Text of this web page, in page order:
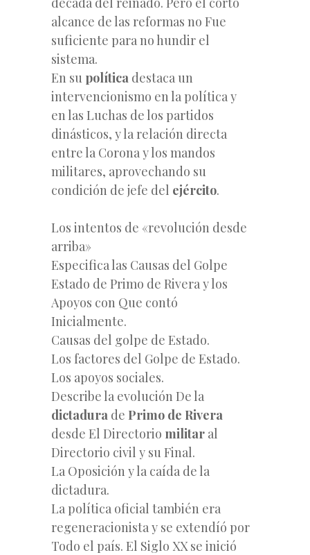
alcance de las reformas no Fue
suficiente para no hundir el
sistema.
En su política destaca un
intervencionismo en la política y
en las Luchas de los partidos
dinásticos, y la relación directa
entre la Corona y los mandos
militares, aprovechando su
condición de jefe del ejército.
Los intentos de «revolución desde
arriba»
Especifica las Causas del Golpe
Estado de Primo de Rivera y los
Apoyos con Que contó
Inicialmente.
Causas del golpe de Estado.
Los factores del Golpe de Estado.
Los apoyos sociales.
Describe la evolución De la
dictadura de Primo de Rivera
desde El Directorio militar al
Directorio civil y su Final.
La Oposición y la caída de la
dictadura.
La política oficial también era
regeneracionista y se extendíó por
Todo el país. El Siglo XX se inició